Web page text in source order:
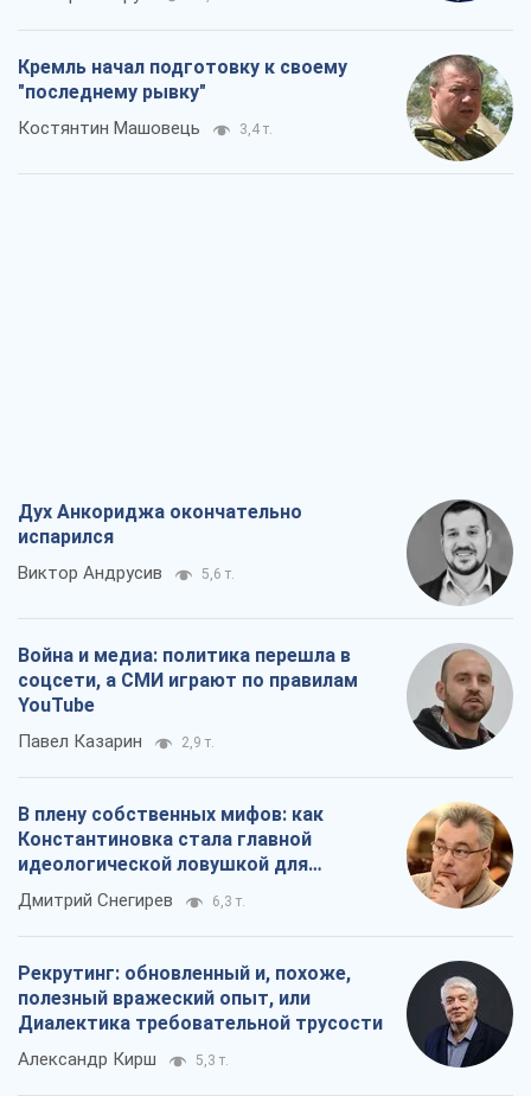
Кремль начал подготовку к своему
"последнему рывку"
Костянтин Машовець 3,4 т.
Дух Анкориджа окончательно
испарился
Виктор Андрусив 5,6 т.
Война и медиа: политика перешла в
соцсети, а СМИ играют по правилам
YouTube
Павел Казарин 2,9 т.
В плену собственных мифов: как
Константиновка стала главной
идеологической ловушкой для
российских оккупантов
Дмитрий Снегирев 6,3 т.
Рекрутинг: обновленный и, похоже,
полезный вражеский опыт, или
Диалектика требовательной трусости
Александр Кирш 5,3 т.